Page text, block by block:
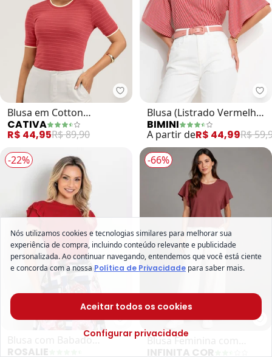
Cativa - Blusa em Cotton
Blusa em Cotton
(Vermelho)
CATIVA
R$ 44,95R$ 89,90
Blusa (Listrado Vermelho)
em Meia Malha Listrada
BIMINI
A partir deR$ 44,99R$
-22%
Rosalie - Blusa com Babado
Blusa com Babado
ROSALIE
-66%
Blusa Feminina com
INFINITA COR
Nós utilizamos cookies e tecnologias similares para melhorar sua
experiência de compra, incluindo conteúdo relevante e publicidade
personalizada. Ao continuar navegando, entendemos que você está ciente
e concorda com a nossa Política de Privacidade para saber mais.
Aceitar todos os cookies
Configurar privacidade